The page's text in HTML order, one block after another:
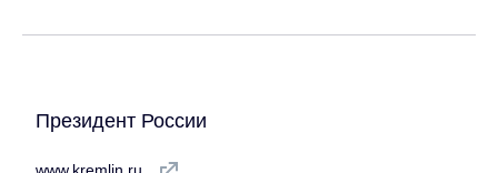
Президент России